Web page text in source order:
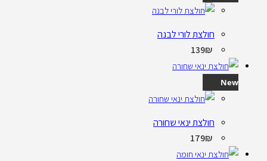
חולצת לורי לבנה
139₪
New
חולצת ינאי שחורה
179₪